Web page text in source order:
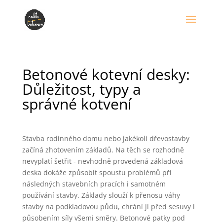
Betonové kotevní desky:
Důležitost, typy a
správné kotvení
Stavba rodinného domu nebo jakékoli dřevostavby
začíná zhotovením základů. Na těch se rozhodně
nevyplatí šetřit - nevhodně provedená základová
deska dokáže způsobit spoustu problémů při
následných stavebních pracích i samotném
používání stavby. Základy slouží k přenosu váhy
stavby na podkladovou půdu, chrání ji před sesuvy i
působením síly všemi směry. Betonové patky pod